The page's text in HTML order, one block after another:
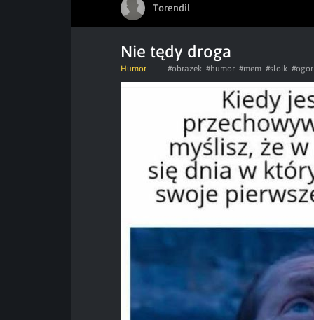
Torendil
Nie tędy droga
Humor #obrazek #humor #mem #sloik